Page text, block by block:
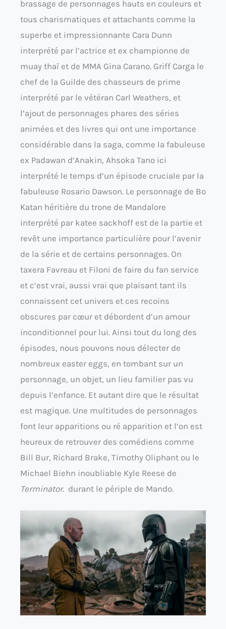
brassage de personnages hauts en couleurs et
tous charismatiques et attachants comme la
superbe et impressionnante Cara Dunn
interprété par l’actrice et ex championne de
muay thaï et de MMA Gina Carano. Griff Carga le
chef de la Guilde des chasseurs de prime
interprété par le vétéran Carl Weathers, et
l’ajout de personnages phares des séries
animées et des livres qui ont une importance
considérable dans la saga, comme la fabuleuse
ex Padawan d’Anakin, Ahsoka Tano ici
interprété le temps d’un épisode cruciale par la
fabuleuse Rosario Dawson. Le personnage de Bo
Katan héritière du trone de Mandalore
interprété par katee sackhoff est de la partie et
revêt une importance particulière pour l’avenir
de la série et de certains personnages. On
taxera Favreau et Filoni de faire du fan service
et c’est vrai, aussi vrai que plaisant tant ils
connaissent cet univers et ces recoins
obscures par cœur et débordent d’un amour
inconditionnel pour lui. Ainsi tout du long des
épisodes, nous pouvons nous délecter de
nombreux easter eggs, en tombant sur un
personnage, un objet, un lieu familier pas vu
depuis l’enfance. Et autant dire que le résultat
est magique. Une multitudes de personnages
font leur apparitions ou ré apparition et l’on est
heureux de retrouver des comédiens comme
Bill Bur, Richard Brake, Timothy Oliphant ou le
Michael Biehn inoubliable Kyle Reese de
Terminator. durant le périple de Mando.